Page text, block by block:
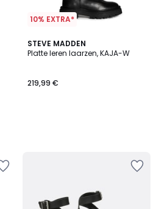
10% EXTRA*
STEVE MADDEN
Platte leren laarzen, KAJA-W
219,99 €